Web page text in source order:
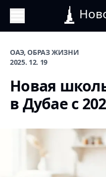
ОАЭ, ОБРАЗ ЖИЗНИ
2025. 12. 19
Новая
в Дубае с